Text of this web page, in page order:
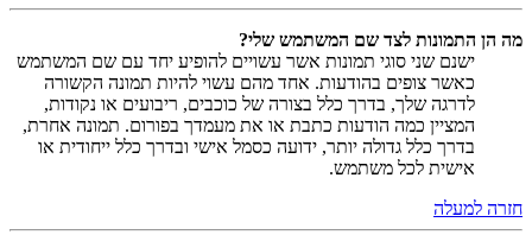
מה הן התמונות לצד שם המשתמש שלי?
ישנם שני סוגי תמונות אשר עשויים להופיע יחד עם שם המשתמש
כאשר צופים בהודעות. אחד מהם עשוי להיות תמונה הקשורה
לדרגה שלך, בדרך כלל בצורה של כוכבים, ריבועים או נקודות,
המציין כמה הודעות כתבת או את מעמדך בפורום. תמונה אחרת,
בדרך כלל גדולה יותר, ידועה כסמל אישי ובדרך כלל ייחודית או
אישית לכל משתמש.
חזרה למעלה